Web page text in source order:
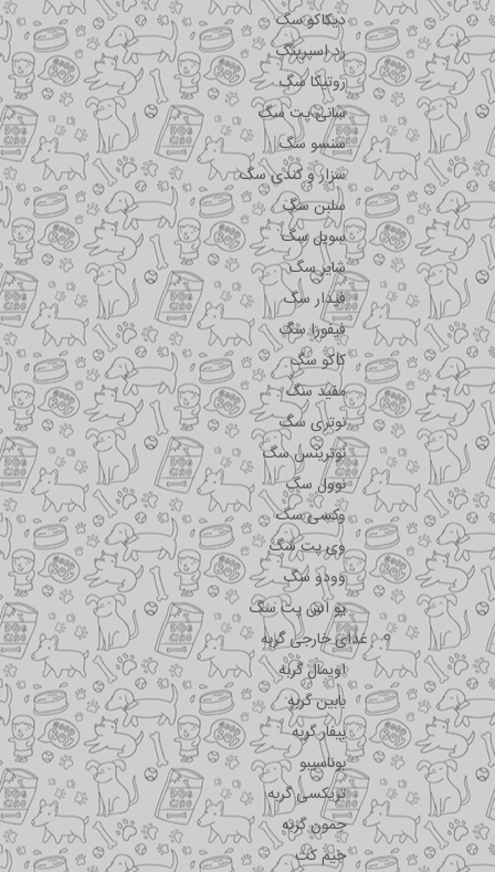
دیکاکو سگ
رد اسپرینگ
روتیکا سگ
سانی پت سگ
سنسو سگ
سزار و کندی سگ
سلبن سگ
سویل سگ
شایر سگ
فیدار سگ
فیفورا سگ
کاکو سگ
مفید سگ
نوتری سگ
نوترینس سگ
نوول سگ
وکسی سگ
وی پت سگ
وودو سگ
یو اس پت سگ
غذای خارجی گربه
اویمال گربه
بابین گربه
بیفار گربه
بوناسیبو
تریکسی گربه
جمون گربه
جیم کت